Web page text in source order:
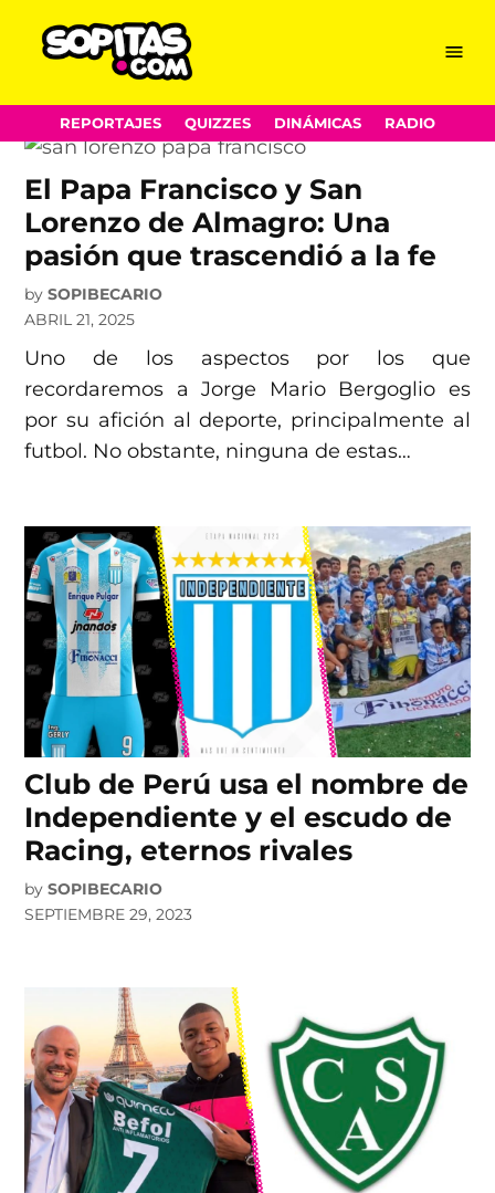
content
Menu
REPORTAJES QUIZZES DINÁMICAS RADIO
Futbol Argentino
El Papa Francisco y San
Lorenzo de Almagro: Una
pasión que trascendió a la fe
by SOPIBECARIO
ABRIL 21, 2025
Uno de los aspectos por los que
recordaremos a Jorge Mario Bergoglio es
por su afición al deporte, principalmente al
futbol. No obstante, ninguna de estas…
Club de Perú usa el nombre de
Independiente y el escudo de
Racing, eternos rivales
by SOPIBECARIO
SEPTIEMBRE 29, 2023